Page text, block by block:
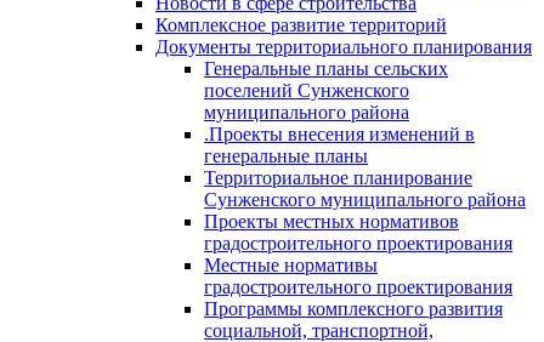
Комплексное развитие территорий
Документы территориального планирования
Генеральные планы сельских
поселений Сунженского
муниципального района
.Проекты внесения изменений в
генеральные планы
Территориальное планирование
Сунженского муниципального района
Проекты местных нормативов
градостроительного проектирования
Местные нормативы
градостроительного проектирования
Программы комплексного развития
социальной, транспортной,